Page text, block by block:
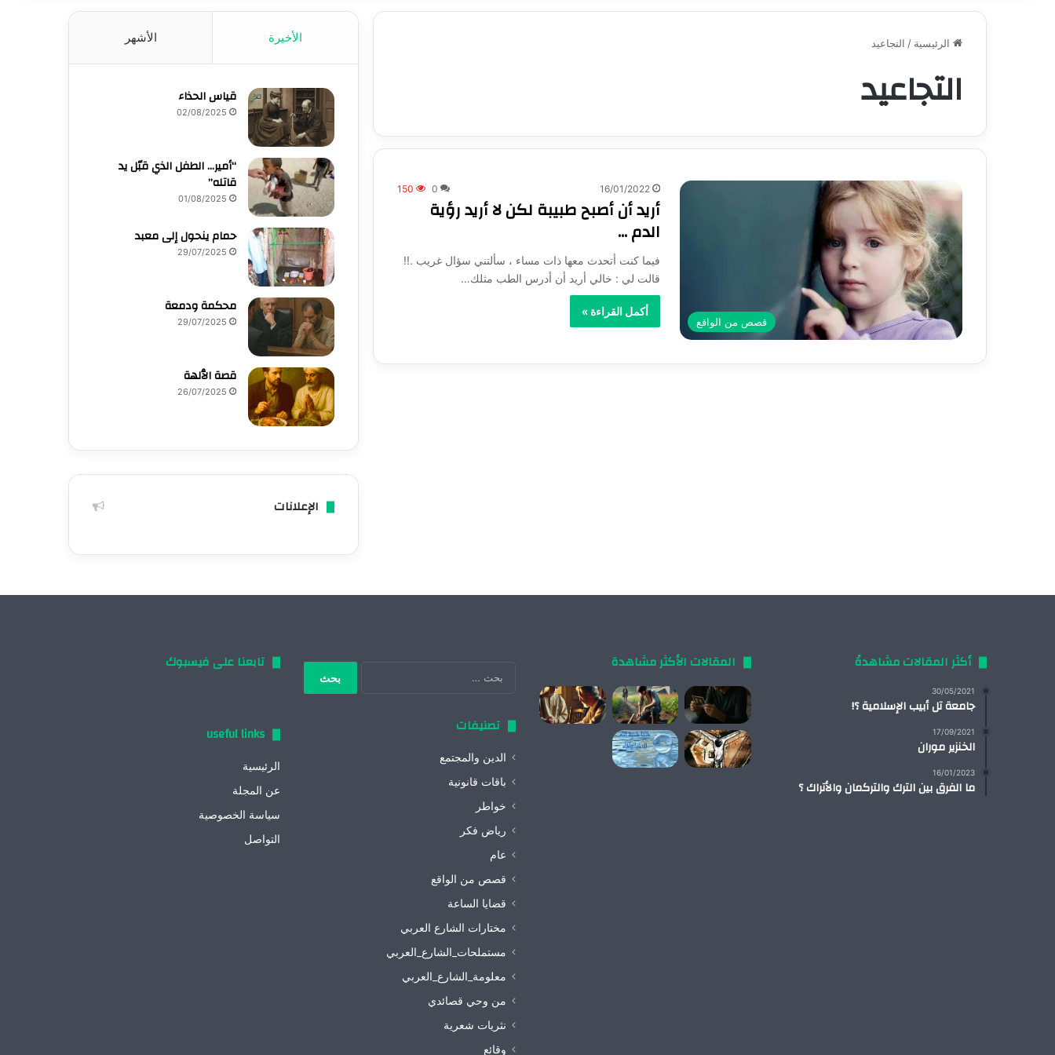
الرئيسية / التجاعيد
التجاعيد
قصص من الواقع
16/01/2022
0
150
أريد أن أصبح طبيبة لكن لا أريد رؤية
الدم …
فيما كنت أتحدث معها ذات مساء ، سألتني سؤال غريب .!!
قالت لي : خالي أريد أن أدرس الطب مثلك…
أكمل القراءة »
الأخيرة الأشهر
قياس الحذاء
02/08/2025
“أمير… الطفل الذي قبّل يد
قاتله”
01/08/2025
حمام ينحول إلى معبد
29/07/2025
محكمة ودمعة
29/07/2025
قصة الٱلهة
26/07/2025
الإعلانات
أكثر المقالات مشاهدةً
30/05/2021
جامعة تل أبيب الإسلامية ؟!
17/09/2021
الخنزير موران
16/01/2023
ما الفرق بين الترك والتركمان والأتراك ؟
المقالات الأكثر مشاهدة
تصنيفات
الدين والمجتمع
باقات قانونية
خواطر
رياض فكر
عام
قصص من الواقع
قضايا الساعة
مختارات الشارع العربي
مستملحات_الشارع_العربي
معلومة_الشارع_العربي
من وحي قصائدي
نثريات شعرية
وقائع
تابعنا على فيسبوك
useful links
الرئيسية
عن المجلة
سياسة الخصوصية
التواصل